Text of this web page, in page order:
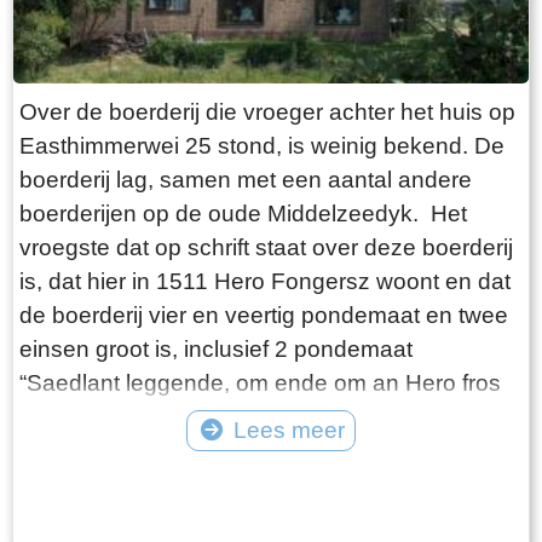
ynmitsele mei it opskrift: `De eerste steen deser
Nieuwe kerke was gelegd door Frans Julius
Johan van Eisinga aet 18 Kleinzoon van de
heer Grietman Vegelin van Claerbergen`.
Vegelin van Claerbergen wie doedestiids
grietman fan ‘e grietenij Doniawerstal, wer’t
Goaiïngaryp ta hearde. It bysûndere fan dizze
nije tsjerke binne de seis brânskildere finsters,
makke troch Ype Staak út Snits. Yn elts finster
steane nammen fan bestjoeders en kolleesjes
yn ’e provinsje Fryslân en sels dy fan stêdhâlder
Willem V. Nijsgjirrich oan dit finster is de hjir yn
fermelde spreuk: `Honi soit qui mal i pense`, dy’t
Over de boerderij die vroeger achter het huis op
Easthimmerwei 25 stond, is weinig bekend. De
boerderij lag, samen met een aantal andere
boerderijen op de oude Middelzeedyk. Het
vroegste dat op schrift staat over deze boerderij
is, dat hier in 1511 Hero Fongersz woont en dat
de boerderij vier en veertig pondemaat en twee
einsen groot is, inclusief 2 pondemaat
“Saedlant leggende, om ende om an Hero fros
huijs ende Heem“. Het weiland ligt vanaf de
boerderij tot aan de Mieddyk en het “hoijland” ligt
Lees meer